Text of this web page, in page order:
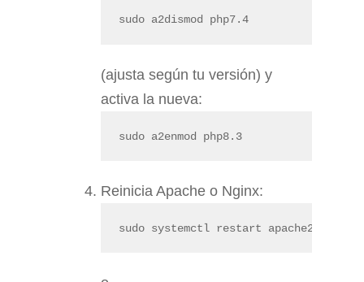
sudo a2dismod php7.4
(ajusta según tu versión) y
activa la nueva:
sudo a2enmod php8.3
Reinicia Apache o Nginx:
sudo systemctl restart apache2